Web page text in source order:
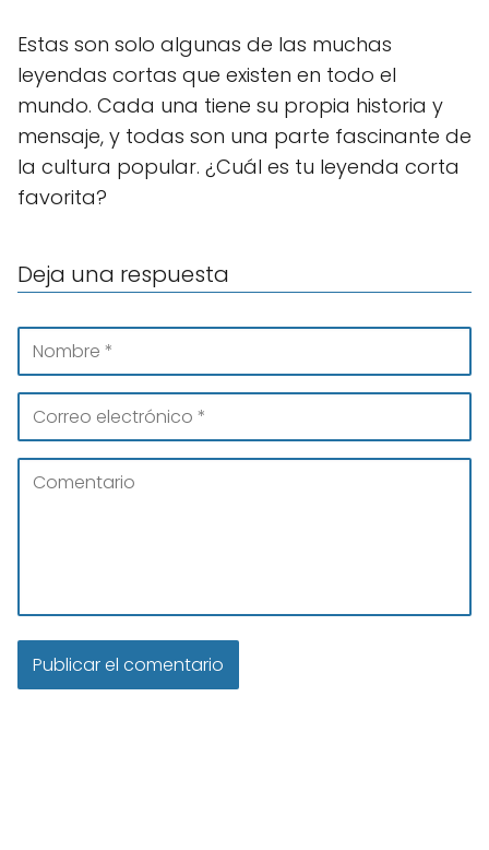
Estas son solo algunas de las muchas
leyendas cortas que existen en todo el
mundo. Cada una tiene su propia historia y
mensaje, y todas son una parte fascinante de
la cultura popular. ¿Cuál es tu leyenda corta
favorita?
Deja una respuesta